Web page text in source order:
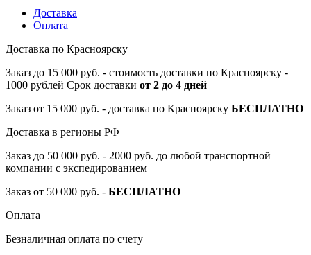
Доставка
Оплата
Доставка по Красноярску
Заказ до 15 000 руб. - стоимость доставки по Красноярску -
1000 рублей Срок доставки от 2 до 4 дней
Заказ от 15 000 руб. - доставка по Красноярску БЕСПЛАТНО
Доставка в регионы РФ
Заказ до 50 000 руб. - 2000 руб. до любой транспортной
компании с экспедированием
Заказ от 50 000 руб. - БЕСПЛАТНО
Оплата
Безналичная оплата по счету